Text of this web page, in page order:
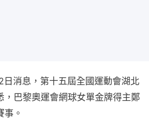
日消息，第十五屆全國運動會湖北
，巴黎奧運會網球女單金牌得主鄭
事。